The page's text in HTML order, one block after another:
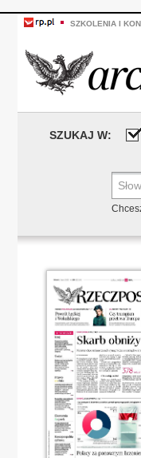
SZKOLENIA I
SZUKAJ W: